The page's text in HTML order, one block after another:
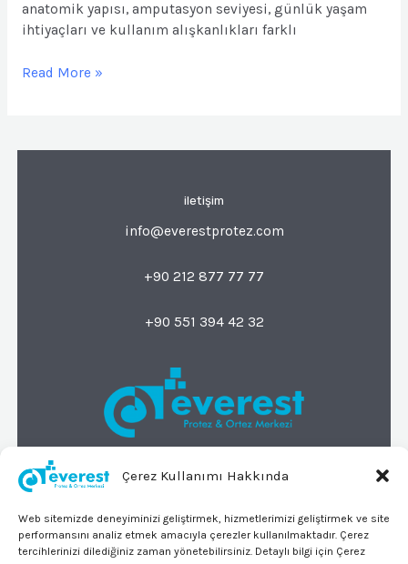
Çerez Kullanımı Hakkında
Web sitemizde deneyiminizi geliştirmek, hizmetlerimizi geliştirmek ve site
performansını analiz etmek amacıyla çerezler kullanılmaktadır. Çerez
tercihlerinizi dilediğiniz zaman yönetebilirsiniz. Detaylı bilgi için Çerez
anatomik yapısı, amputasyon seviyesi, günlük yaşam
ihtiyaçları ve kullanım alışkanlıkları farklı
Read More »
iletişim
info@everestprotez.com
+90 212 877 77 77
+90 551 394 42 32
© 2026 Everest Protez Ortez Merkezi
KVKK
adres